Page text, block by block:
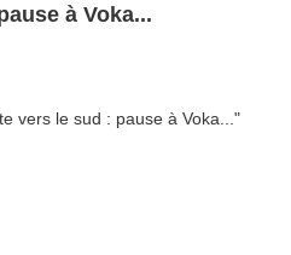
à Voka...